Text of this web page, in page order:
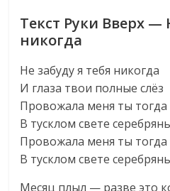
Текст Руки Вверх —
никогда
Не забуду я тебя никогда
И глаза твои полные слёз
Провожала меня ты тогда
В тусклом свете
Провожала меня ты тогда
В тусклом свете
Месяц плыл — разве это